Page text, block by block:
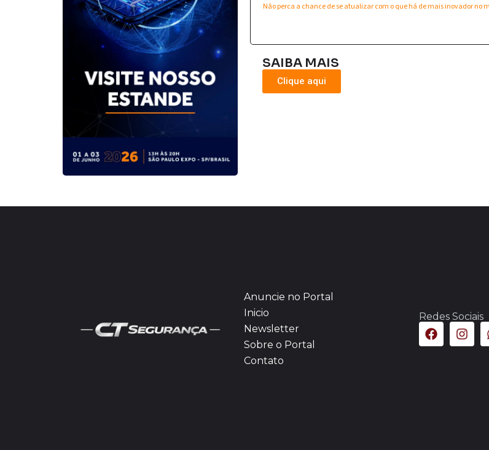
Não perca a chance de se atualizar com o que há de mais inovador no
SAIBA MAIS
Clique aqui
Anuncie no Portal
Inicio
Newsletter
Sobre o Portal
Contato
Redes Sociais